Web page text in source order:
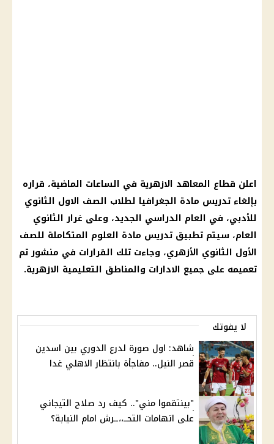
اعلن قطاع المعاهد الازهرية في الساعات الماضية، قراره
بإلغاء تدريس مادة الجغرافيا لطلاب الصف الاول الثانوي
للأدبي، في العام الدراسي الجديد، وعلى غرار الثانوي
العام، سيتم تطبيق تدريس مادة العلوم المتكاملة للصف
الأول الثانوي الأزهري، وجاءت تلك القرارات في منشور تم
تعميمه على جميع الادارات والمناطق التعليمية الازهرية.
لا يفوتك
شاهد: اول صورة لدرع الدوري بين اسدين
قصر النيل.. مفاجأة بانتظار الاهلي غدا
"بينتقموا مني".. كيف رد صلاح التيجاني
على اتهامات التحــ،،ــرش امام النيابة؟